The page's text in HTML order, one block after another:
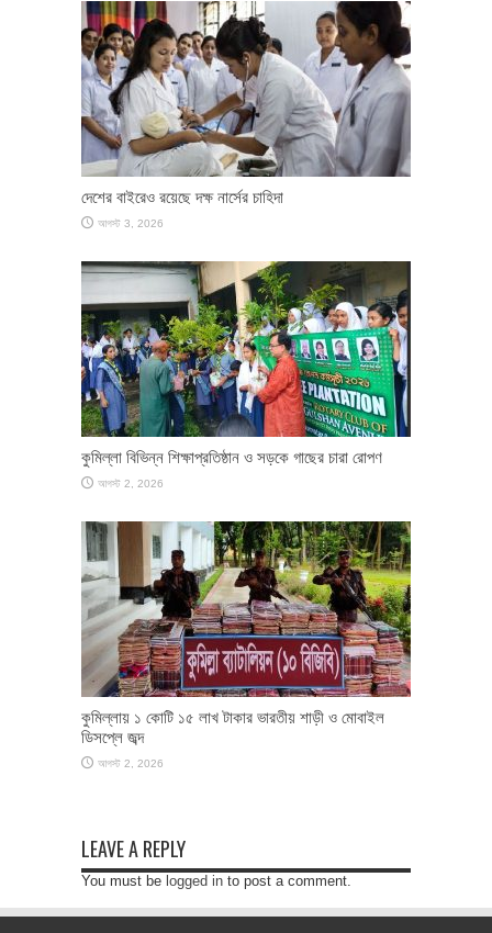
দেশের বাইরেও রয়েছে দক্ষ নার্সের চাহিদা
আগস্ট 3, 2026
কুমিল্লা বিভিন্ন শিক্ষাপ্রতিষ্ঠান ও সড়কে গাছের চারা রোপণ
আগস্ট 2, 2026
কুমিল্লায় ১ কোটি ১৫ লাখ টাকার ভারতীয় শাড়ী ও মোবাইল
ডিসপ্লে জব্দ
আগস্ট 2, 2026
LEAVE A REPLY
You must be logged in to post a comment.